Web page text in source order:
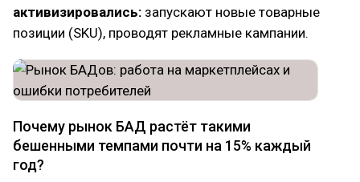
активизировались: запускают новые товарные
позиции (SKU), проводят рекламные кампании.
Почему рынок БАД растёт такими
бешенными темпами почти на 15% каждый
год?